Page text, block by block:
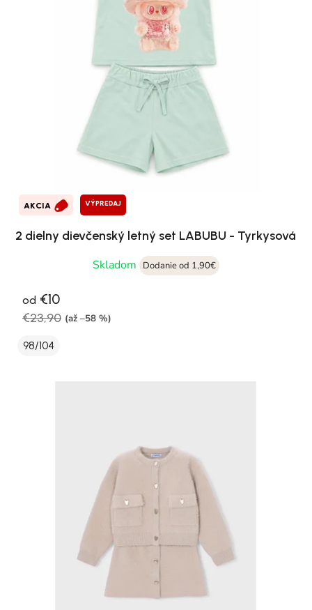
AKCIA VÝPREDAJ
2 dielny dievčenský letný set LABUBU - Tyrkysová
Skladom
Dodanie od 1,90€
od €10
€23,90 (až –58 %)
98/104